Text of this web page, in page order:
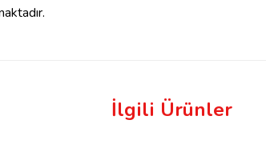
İlgili Ürünler